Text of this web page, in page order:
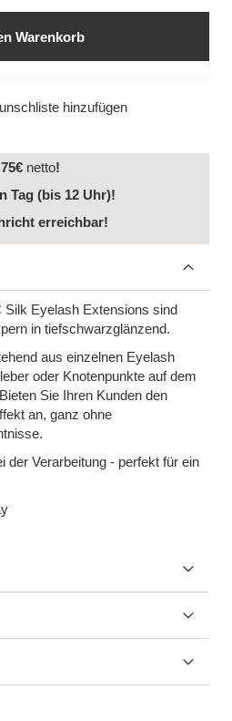
Warenkorb
hinzufügen
75€ netto!
Tag (bis 12 Uhr)!
erreichbar!
Silk Eyelash Extensions sind
in tiefschwarzglänzend.
aus einzelnen Eyelash
oder Knotenpunkte auf dem
Sie Ihren Kunden den
an, ganz ohne
der Verarbeitung - perfekt für ein